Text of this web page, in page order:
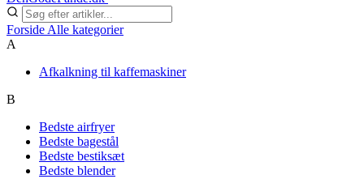
Forside Alle kategorier
A
Afkalkning til kaffemaskiner
B
Bedste airfryer
Bedste bagestål
Bedste bestiksæt
Bedste blender